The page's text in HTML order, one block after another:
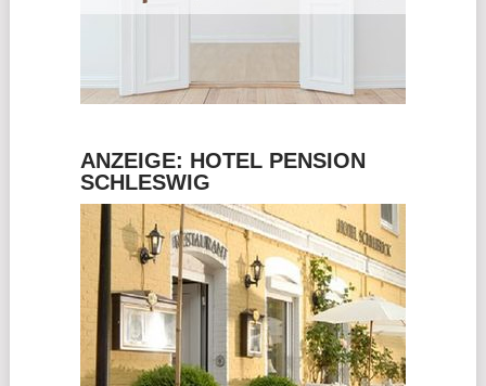
ANZEIGE: HOTEL PENSION
SCHLESWIG